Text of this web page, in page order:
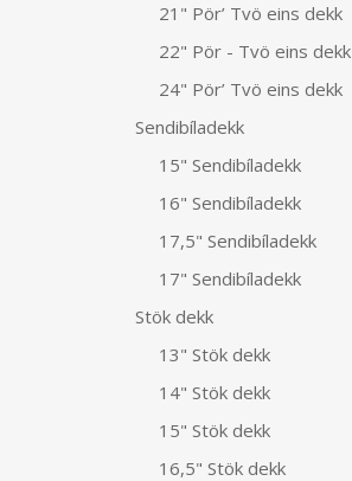
21" Pör’ Tvö eins dekk
22" Pör - Tvö eins dekk
24" Pör’ Tvö eins dekk
Sendibíladekk
15" Sendibíladekk
16" Sendibíladekk
17,5" Sendibíladekk
17" Sendibíladekk
Stök dekk
13" Stök dekk
14" Stök dekk
15" Stök dekk
16,5" Stök dekk